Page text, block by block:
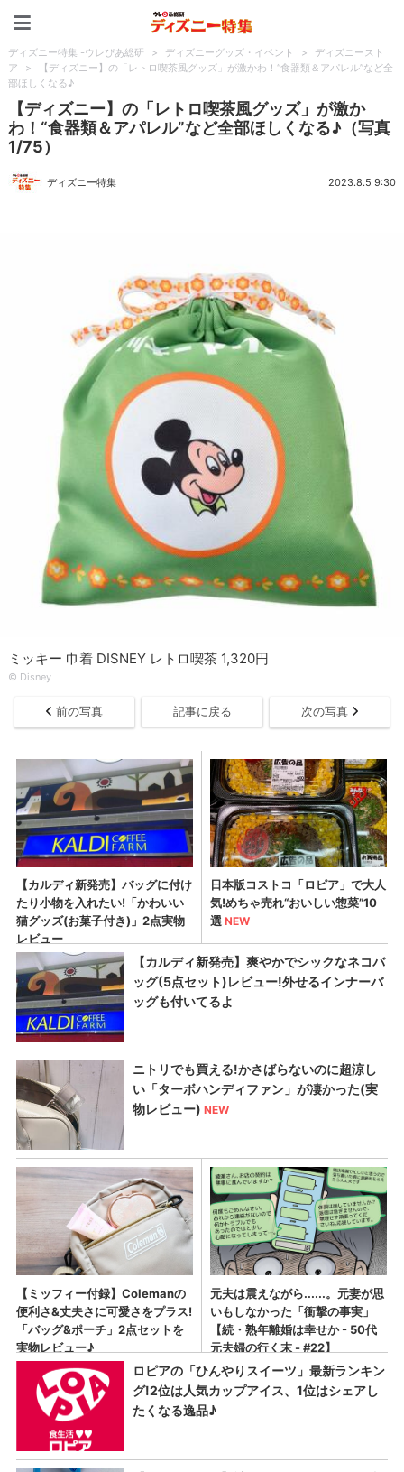
ディズニー特集 -ウレぴあ総研 > ディズニーグッズ・イベント >
ディズニースト
ア
>
【ディズニー】の「レトロ喫茶風グッズ」が激かわ！“食器類＆アパレル”など全
部ほしくなる♪
【ディズニー】の「レトロ喫茶風グッズ」が激か
わ！“食器類＆アパレル”など全部ほしくなる♪（写真
1/75）
ディズニー特集 2023.8.5 9:30
ミッキー 巾着 DISNEY レトロ喫茶 1,320円
© ︎Disney
前の写真 記事に戻る 次の写真